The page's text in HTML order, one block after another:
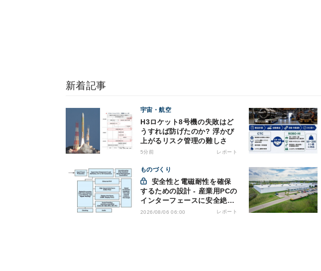
新着記事
宇宙・航空
H3ロケット8号機の失敗はど
うすれば防げたのか? 浮かび
上がるリスク管理の難しさ
5分前 レポート
ものづくり
するための設計 - 産業用PCの
インターフェースに安全絶縁
を適用する
2026/08/06 06:00 レポート